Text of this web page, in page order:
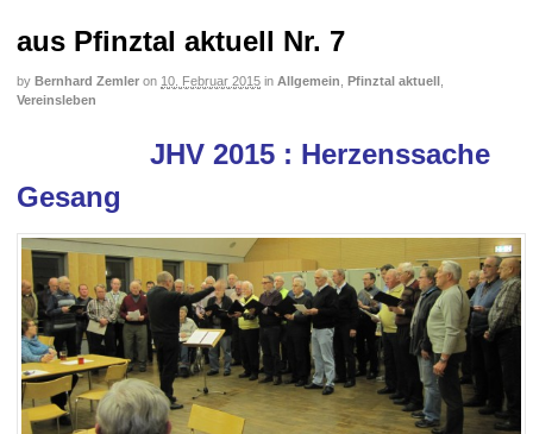
aus Pfinztal aktuell Nr. 7
by Bernhard Zemler on 10. Februar 2015 in Allgemein Pfinztal aktuell
Vereinsleben
JHV 2015 : Herzenssache
Gesang